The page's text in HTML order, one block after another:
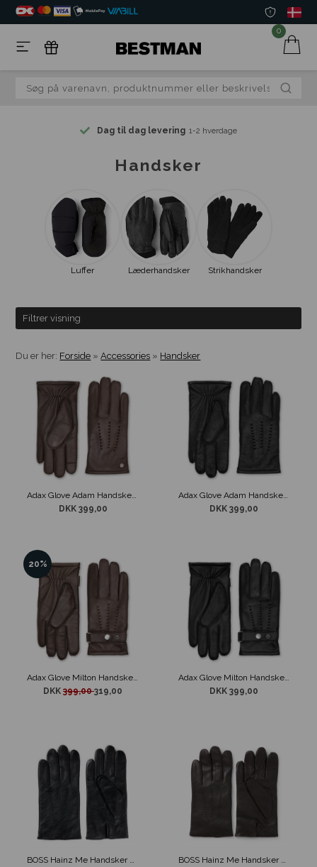
0
Dag til dag levering 1-2 hverdage
Handsker
Luffer Læderhandsker Strikhandsker
Filtrer visning
Du er her: Forside »Accessories » Handsker
Adax Glove Adam Handsker Brun
DKK 399,00
Adax Glove Adam Handsker Sort
DKK 399,00
20%
Adax Glove Milton Handsker Brun
DKK399,00319,00
Adax Glove Milton Handsker Sort
DKK 399,00